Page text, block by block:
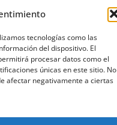
tecnologías como las
del dispositivo. El
procesar datos como el
únicas en este sitio. No
afectar negativamente a ciertas